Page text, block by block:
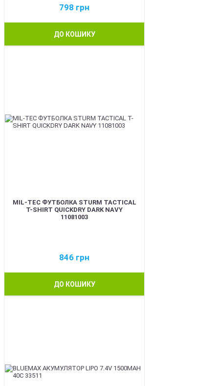
798 грн
ДО КОШИКУ
MIL-TEC ФУТБОЛКА STURM TACTICAL
T-SHIRT QUICKDRY DARK NAVY
11081003
846 грн
ДО КОШИКУ